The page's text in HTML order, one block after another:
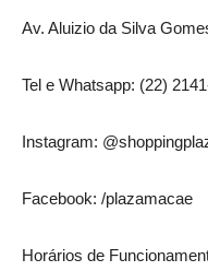
Av. Aluizio da Silva
Tel e Whatsapp: (22)
Instagram:
Facebook: /plazamacae
Horários de